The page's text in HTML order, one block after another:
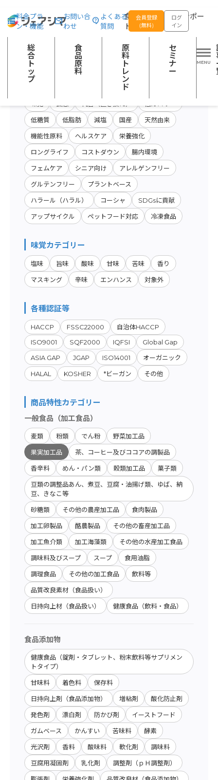
食品の企画開発をサポー
トする
料金プラ
ン・機能
お問い合
わせ
よくある
質問
会員登録
(無料)
ログ
イン
総
合
ト
ッ
プ
食
品
原
料
原
料
ト
レ
ン
ド
セ
ミ
ナ
ー
総合トップ 食品原料 商品特性カテゴリー：果実加工品
原料・キーワード
会社名から検索
原料・絞り込み検
索
低糖質 低脂肪 減塩 国産 天然由来
機能性原料 ヘルスケア 栄養強化
ロングライフ コストダウン 腸内環境
フェムケア シニア向け アレルゲンフリー
グルテンフリー プラントベース
ハラール（ハラル） コーシャ SDGsに貢献
アップサイクル ペットフード対応 冷凍食品
味覚カテゴリー
塩味 旨味 酸味 甘味 苦味 香り
マスキング 辛味 エンハンス 対象外
各種認証等
HACCP FSSC22000
自治体HACCP
ISO9001
SQF2000 IQFSI
Global Gap
ASIA GAP
JGAP ISO14001 オーガニック
HALAL KOSHER *ビーガン その他
商品特性カテゴリー
一般食品（加工食品）
麦類 粉類 でん粉 野菜加工品
果実加工品 茶、コーヒー及びココアの調製品
香辛料 めん・パン類 穀類加工品 菓子類
豆類の調整品あん、煮豆、豆腐・油揚げ類、ゆば、納
豆、きなこ等
砂糖類 その他の農産加工品 食肉製品
加工卵製品 酪農製品 その他の畜産加工品
加工魚介類 加工海藻類 その他の水産加工食品
調味料及びスープ スープ 食用油脂
調理食品 その他の加工食品 飲料等
品質改良素材（食品扱い）
日持向上材（食品扱い） 健康食品（飲料・食品）
食品添加物
健康食品（錠剤・タブレット、粉末飲料等サプリメン
トタイプ）
甘味料 着色料 保存料
日持向上剤（食品添加物） 増粘剤 酸化防止剤
発色剤 漂白剤 防かび剤 イーストフード
ガムベース かんすい 苦味料 酵素
光沢剤 香料 酸味料 軟化剤 調味料
豆腐用凝固剤 乳化剤 調整剤（ｐＨ調整剤）